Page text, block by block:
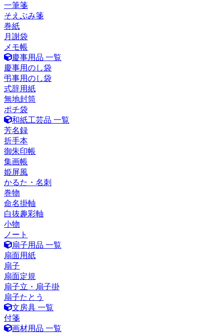
一筆箋
そえぶみ箋
巻紙
月謝袋
メモ帳
慶事用品 一覧
慶事用のし袋
弔事用のし袋
式辞用紙
無地封筒
ポチ袋
和紙工芸品 一覧
芳名録
折手本
御朱印帳
集画帳
姫屏風
かるた・名刺
巻物
命名掛軸
白抜趣彩軸
小物
ノート
扇子用品 一覧
扇面用紙
扇子
扇面定規
扇子立・扇子掛
扇子たとう
文房具 一覧
付箋
画材用品 一覧